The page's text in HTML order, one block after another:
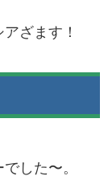
ざます！
した〜。